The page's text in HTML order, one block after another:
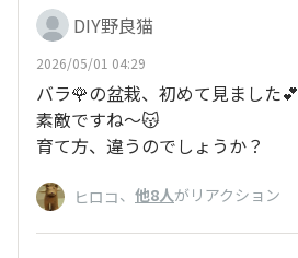
DIY野良猫
2026/05/01 04:29
バラ🌹の盆栽、初めて見ました💕
素敵ですね～😽
育て方、違うのでしょうか？
ヒロコ、 他8人がリアクション